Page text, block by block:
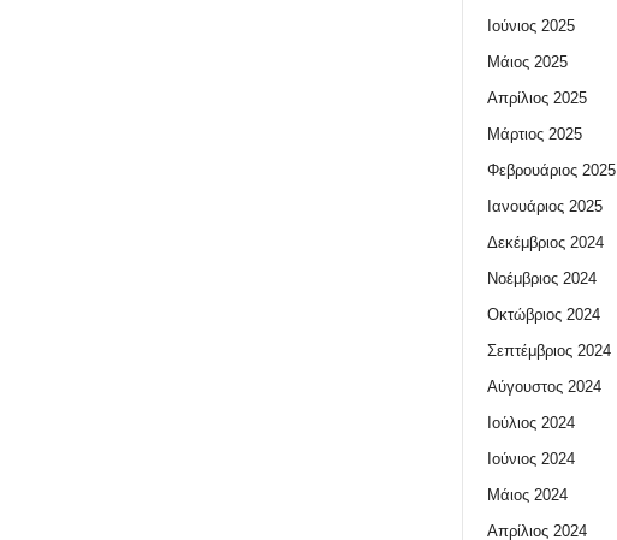
Ιούνιος 2025
Μάιος 2025
Απρίλιος 2025
Μάρτιος 2025
Φεβρουάριος 2025
Ιανουάριος 2025
Δεκέμβριος 2024
Νοέμβριος 2024
Οκτώβριος 2024
Σεπτέμβριος 2024
Αύγουστος 2024
Ιούλιος 2024
Ιούνιος 2024
Μάιος 2024
Απρίλιος 2024